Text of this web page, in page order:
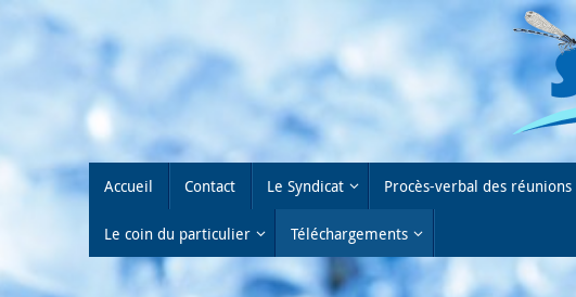
Passer
auAccueil Contact Le Syndicat Procès-verbal des réunions
Le coin du particulier Téléchargements